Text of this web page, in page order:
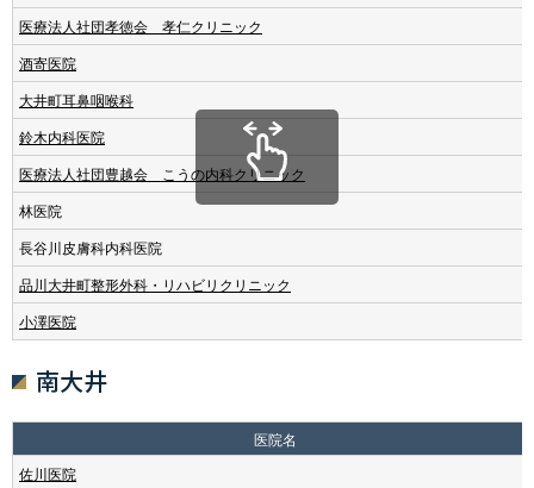
医療法人社団孝徳会 孝仁クリニック
酒寄医院
大井町耳鼻咽喉科
鈴木内科医院
医療法人社団豊越会 こうの内科クリニック
林医院
長谷川皮膚科内科医院
品川大井町整形外科・リハビリクリニック
小澤医院
南大井
医院名
佐川医院